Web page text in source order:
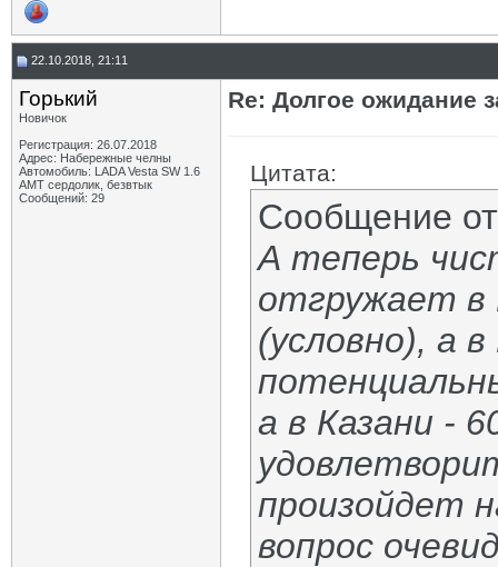
22.10.2018, 21:11
Горький
Новичок
Регистрация: 26.07.2018
Адрес: Набережные челны
Автомобиль: LADA Vesta SW 1.6
АМТ сердолик, безвтык
Сообщений: 29
Re: Долгое ожидание
Цитата:
Сообщение
А теперь
отгружает в
(условно), а
а в Казани -
произойдет
вопрос